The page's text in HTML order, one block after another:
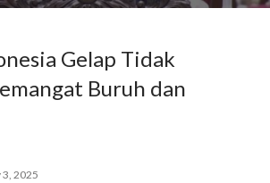
Gelap Tidak
Buruh dan
3, 2025